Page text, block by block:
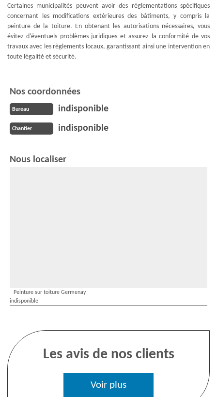
Certaines municipalités peuvent avoir des réglementations spécifiques
concernant les modifications extérieures des bâtiments, y compris la
peinture de la toiture. En obtenant les autorisations nécessaires, vous
évitez d'éventuels problèmes juridiques et assurez la conformité de vos
travaux avec les règlements locaux, garantissant ainsi une intervention en
toute légalité et sécurité.
Nos coordonnées
Bureau indisponible
Chantier indisponible
Nous localiser
Peinture sur toiture Germenay
indisponible
Les avis de nos clients
Voir plus